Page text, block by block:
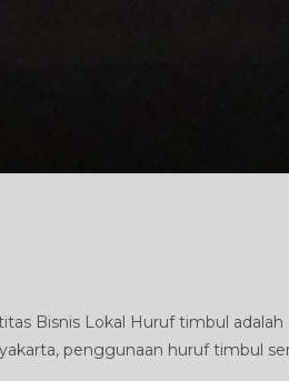
Bisnis Lokal Huruf timbul adalah
penggunaan huruf timbul